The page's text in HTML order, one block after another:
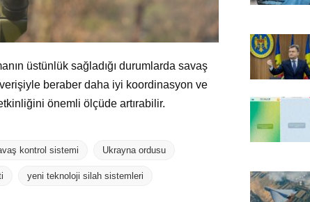
üstünlük sağladığı durumlarda savaş
beraber daha iyi koordinasyon ve
önemli ölçüde artırabilir.
kontrol sistemi Ukrayna ordusu
yeni teknoloji silah sistemleri